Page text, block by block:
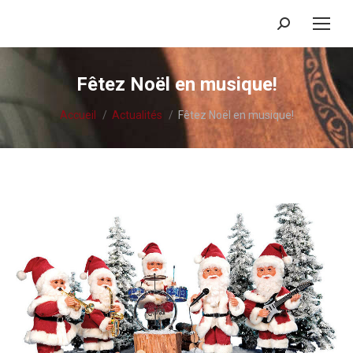
Recherche
:
Fêtez Noël en musique!
Vous êtes ici :
Accueil Actualités Fêtez Noël en musique!